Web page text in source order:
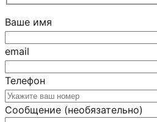
Ваше имя
email
Телефон
Сообщение (необязательно)